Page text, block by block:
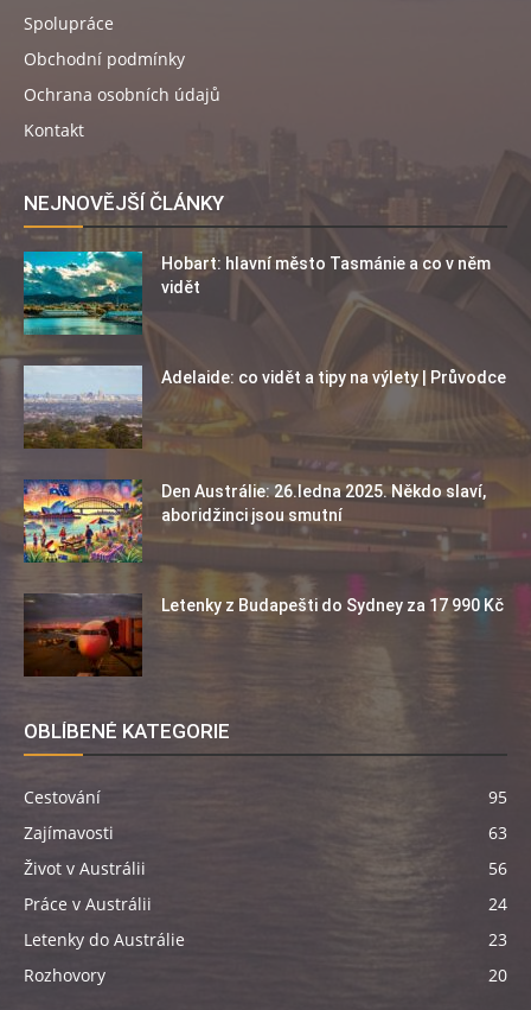
Spolupráce
Obchodní podmínky
Ochrana osobních údajů
Kontakt
NEJNOVĚJŠÍ ČLÁNKY
Hobart: hlavní město Tasmánie a co v něm
vidět
Adelaide: co vidět a tipy na výlety | Průvodce
Den Austrálie: 26.ledna 2025. Někdo slaví,
aboridžinci jsou smutní
Letenky z Budapešti do Sydney za 17 990 Kč
OBLÍBENÉ KATEGORIE
Cestování
95
Zajímavosti
63
Život v Austrálii
56
Práce v Austrálii
24
Letenky do Austrálie
23
Rozhovory
20